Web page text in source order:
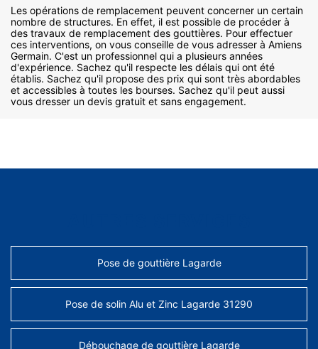
Les opérations de remplacement peuvent concerner un certain
nombre de structures. En effet, il est possible de procéder à
des travaux de remplacement des gouttières. Pour effectuer
ces interventions, on vous conseille de vous adresser à Amiens
Germain. C'est un professionnel qui a plusieurs années
d'expérience. Sachez qu'il respecte les délais qui ont été
établis. Sachez qu'il propose des prix qui sont très abordables
et accessibles à toutes les bourses. Sachez qu'il peut aussi
vous dresser un devis gratuit et sans engagement.
Pose de gouttière Lagarde
Pose de solin Alu et Zinc Lagarde 31290
Débouchage de gouttière Lagarde